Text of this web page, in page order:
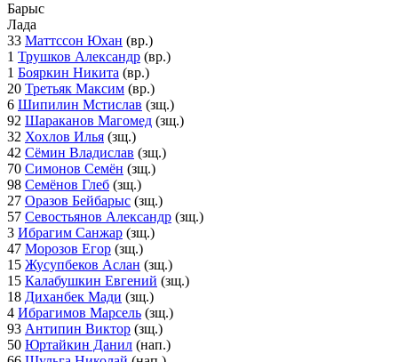
Барыс
Лада
33 Маттссон Юхан (вр.)
1 Трушков Александр (вр.)
1 Бояркин Никита (вр.)
20 Третьяк Максим (вр.)
6 Шипилин Мстислав (зщ.)
92 Шараканов Магомед (зщ.)
32 Хохлов Илья (зщ.)
42 Сёмин Владислав (зщ.)
70 Симонов Семён (зщ.)
98 Семёнов Глеб (зщ.)
27 Оразов Бейбарыс (зщ.)
57 Севостьянов Александр (зщ.)
3 Ибрагим Санжар (зщ.)
47 Морозов Егор (зщ.)
15 Жусупбеков Аслан (зщ.)
15 Калабушкин Евгений (зщ.)
18 Диханбек Мади (зщ.)
4 Ибрагимов Марсель (зщ.)
93 Антипин Виктор (зщ.)
50 Юртайкин Данил (нап.)